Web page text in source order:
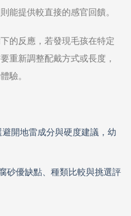
能提供較直接的感官回饋。
的反應，若發現毛孩在特定
重新調整配戴方式或長度，
驗。
開地雷成分與硬度建議，幼
砂優缺點、種類比較與挑選評